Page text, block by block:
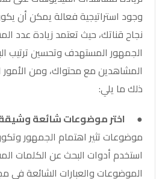
وجود استراتيجية فعالة يمكن أن
نجاح قناتك، حيث تعتمد زيادة عدد
الجمهور المستهدف وتحسين ترتيب
المشاهدين مع محتواك، ومن
ذلك ما يلي:
●
اختر موضوعات شائعة
موضوعات تثير اهتمام الجمهور
استخدم أدوات البحث عن الكلمات
الموضوعات والعبارات الشائعة في